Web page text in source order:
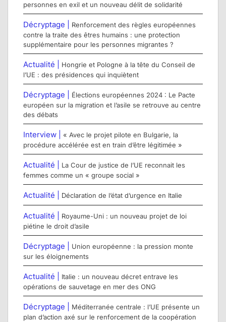
personnes en exil et un nouveau délit de solidarité
Décryptage |
Renforcement des règles européennes
contre la traite des êtres humains : une protection
supplémentaire pour les personnes migrantes ?
Actualité |
Hongrie et Pologne à la tête du Conseil de
l’UE : des présidences qui inquiètent
Décryptage |
Élections européennes 2024 : Le Pacte
européen sur la migration et l’asile se retrouve au centre
des débats
Interview |
« Avec le projet pilote en Bulgarie, la
procédure accélérée est en train d’être légitimée »
Actualité |
La Cour de justice de l’UE reconnait les
femmes comme un « groupe social »
Actualité | Déclaration de l’état d’urgence en Italie
Actualité |
Royaume-Uni : un nouveau projet de loi
piétine le droit d’asile
Décryptage |
Union européenne : la pression monte
sur les éloignements
Actualité |
Italie : un nouveau décret entrave les
opérations de sauvetage en mer des ONG
Décryptage |
Méditerranée centrale : l’UE présente un
plan d’action axé sur le renforcement de la coopération